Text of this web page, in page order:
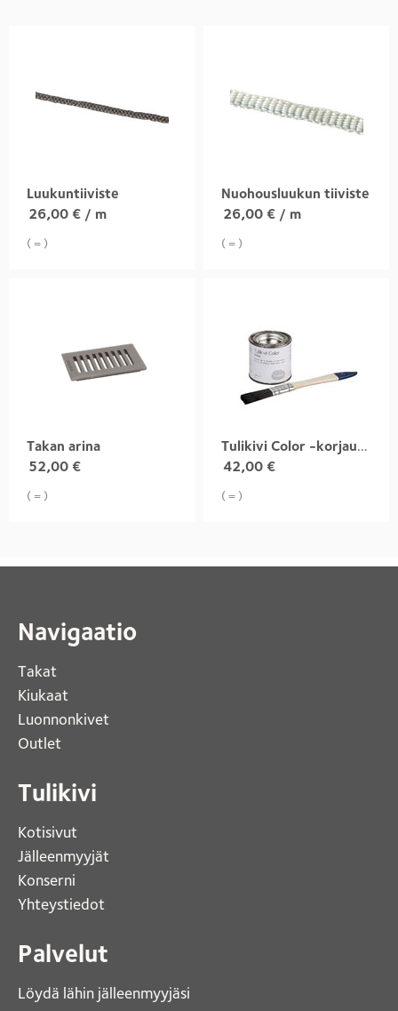
Luukuntiiviste
26,00 € / m
( = )
Nuohousluukun tiiviste
26,00 € / m
( = )
Takan arina
52,00 €
( = )
Tulikivi Color -korjausmaali, valkoinen
42,00 €
( = )
Navigaatio
Takat
Kiukaat
Luonnonkivet
Outlet
Tulikivi
Kotisivut
Jälleenmyyjät
Konserni
Yhteystiedot
Palvelut
Löydä lähin jälleenmyyjäsi